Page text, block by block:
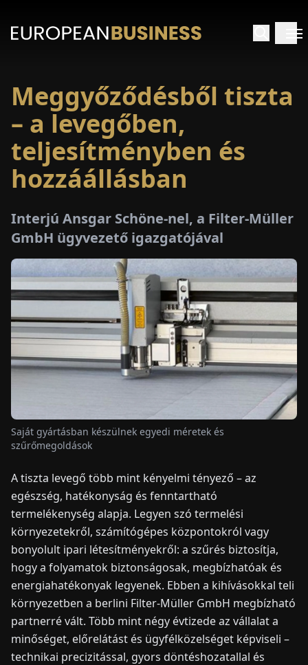
PAPÍR
HÍREK
ENDEFRESITNL PLHU
KAPCSOLAT
Meggyőződésből tiszta
– a levegőben,
teljesítményben és
hozzáállásban
Interjú Ansgar Schöne-nel, a Filter-Müller
GmbH ügyvezető igazgatójával
Saját gyártásban készülnek egyedi méretek és
szűrőmegoldások
A tiszta levegő több mint kényelmi tényező – az
egészség, hatékonyság és fenntartható
termelékenység alapja. Legyen szó termelési
környezetekről, számítógépes központokról vagy
bonyolult ipari létesítményekről: a szűrés biztosítja,
hogy a folyamatok biztonságosak, megbízhatóak és
energiahatékonyak legyenek. Ebben a kihívásokkal teli
környezetben a berlini Filter-Müller GmbH megbízható
partnerré vált. Több mint négy évtizede az vállalat a
minőséget, előrelátást és ügyfélközelséget képviseli –
technikai precizitással, gyors döntéshozatallal és